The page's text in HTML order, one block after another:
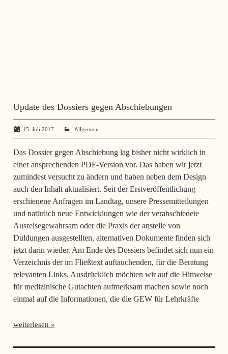
Update des Dossiers gegen Abschiebungen
15. Juli 2017 administrator
Allgemein
Das Dossier gegen Abschiebung lag bisher nicht wirklich in
einer ansprechenden PDF-Version vor. Das haben wir jetzt
zumindest versucht zu ändern und haben neben dem Design
auch den Inhalt aktualisiert. Seit der Erstveröffentlichung
erschienene Anfragen im Landtag, unsere Pressemitteilungen
und natürlich neue Entwicklungen wie der verabschiedete
Ausreisegewahrsam oder die Praxis der anstelle von
Duldungen ausgestellten, alternativen Dokumente finden sich
jetzt darin wieder. Am Ende des Dossiers befindet sich nun ein
Verzeichnis der im Fließtext auftauchenden, für die Beratung
relevanten Links. Ausdrücklich möchten wir auf die Hinweise
für medizinische Gutachten aufmerksam machen sowie noch
einmal auf die Informationen, die die GEW für Lehrkräfte
weiterlesen